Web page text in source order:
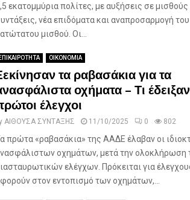
εκατομμύρια πολίτες, με αυξήσεις σε μισθούς
νέα επιδόματα και αναπροσαρμογή του
μισθού. Οι...
ΕΠΙΚΑΙΡΟΤΗΤΑ ΟΙΚΟΝΟΜΙΑ
τα ραβασάκια για τα
οχήματα – Τι
έλεγχοι
ΑΙΘΟΥΣΑ ΣΥΝΤΑΞΗΣ 11/10/2025 0 802
πρώτα «ραβασάκια» της ΑΑΔΕ έλαβαν οι
οχημάτων, μετά την ολοκλήρωση
ελέγχων. Πρόκειται για
στον εντοπισμό των οχημάτων,...